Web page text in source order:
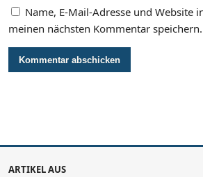
Name, E-Mail-Adresse und Website
meinen nächsten Kommentar speichern.
ARTIKEL AUS